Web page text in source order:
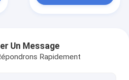
Un Message
Rapidement